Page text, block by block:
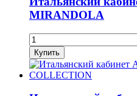
MIRANDOLA